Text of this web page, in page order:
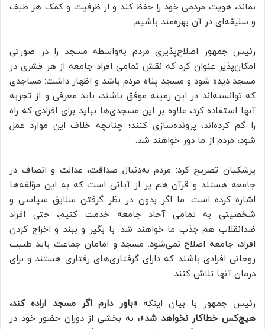
بماند، هویت مردمی خود را حفظ کند و از ظرفیت و کمک هر طیف
و سلیقه‌ای در آن بهره‌مند باشیم.
رئیس‌ جمهور اصلاح‌پذیری مردم به‌واسطه مسجد را در صورتی
امکان‌پذیر عنوان کرد که نقش تمامی افراد جامعه از هر قشری در
مسجد دیده شود و مسجد پناه مردم باشد و اظهار داشت: مساجدی
که توانسته‌اند در این زمینه موفق باشند، باید معرفی و از تجربه
آنها استفاده کرد، علاوه بر این مسجدی‌ها نباید برای افرادی که راه
را گم کرده‌اند، پرونده‌سازی کنند؛ چنانچه خلاف این موارد عمل
شود، مردم از ما دور خواهند شد.
پزشکیان تصریح کرد: مردم به‌دنبال صداقت، عدالت و انصاف در
جامعه هستند و قرآن هم پر از آیاتی است که به این مؤلفه‌ها
اشاره کرده است. ما اگر بدون در نظر گرفتن سلایق سیاسی و
شخصیتی به تمامی آحاد جامعه خدمت کنیم، حتی افراد
ضدانقلاب هم جذب ما خواهند شد. با بگیر و ببند و اخراج کردن
افراد، جامعه اصلاح نمی‌شود. مسجد و امامان جماعت باید طبیب
روحانی افرادی باشند که دارای گرفتاری‌های رفتاری هستند و برای
درمان آنها تلاش کنند.
رئیس جمهور با بیان اینکه «باور دارم اگر مسجد اراده کند،
هیچ‌کس خطاکار نخواهد شد»،به بخشی از دوران حضور خود در